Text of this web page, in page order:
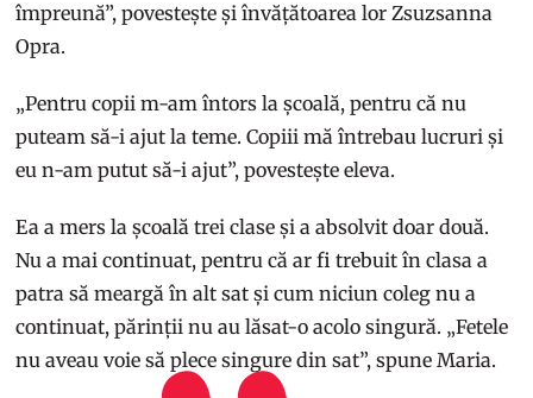
împreună”, povestește și învățătoarea lor Zsuzsanna
Opra.
„Pentru copii m-am întors la școală, pentru că nu
puteam să-i ajut la teme. Copiii mă întrebau lucruri și
eu n-am putut să-i ajut”, povestește eleva.
Ea a mers la școală trei clase și a absolvit doar două.
Nu a mai continuat, pentru că ar fi trebuit în clasa a
patra să meargă în alt sat și cum niciun coleg nu a
continuat, părinții nu au lăsat-o acolo singură. „Fetele
nu aveau voie să plece singure din sat”, spune Maria.